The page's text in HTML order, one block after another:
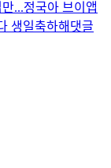
...정국아 브이앱
생일축하해 댓글